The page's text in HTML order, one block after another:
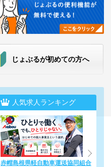
じょぶるが初めての方へ
人気求人ランキング
赤帽島根県軽自動車運送協同組合